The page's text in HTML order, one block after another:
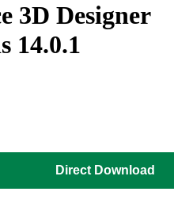
3D Designer
14.0.1
Direct Download